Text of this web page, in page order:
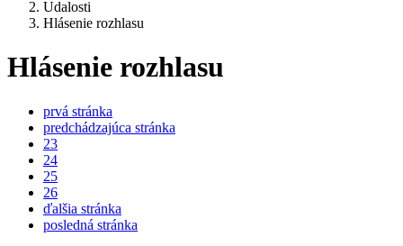
Udalosti
Hlásenie rozhlasu
Hlásenie rozhlasu
prvá stránka
predchádzajúca stránka
23
24
25
26
ďalšia stránka
posledná stránka